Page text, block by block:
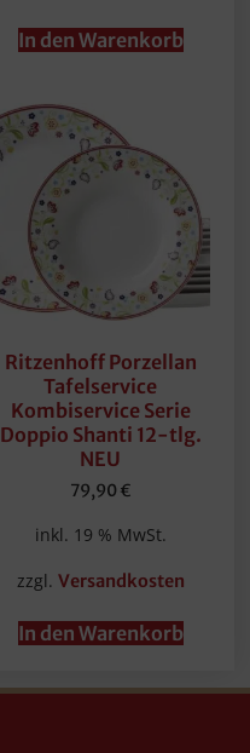
In den Warenkorb
Ritzenhoff Porzellan
Tafelservice
Kombiservice Serie
Doppio Shanti 12-tlg.
NEU
79,90 €
inkl. 19 % MwSt.
zzgl. Versandkosten
In den Warenkorb